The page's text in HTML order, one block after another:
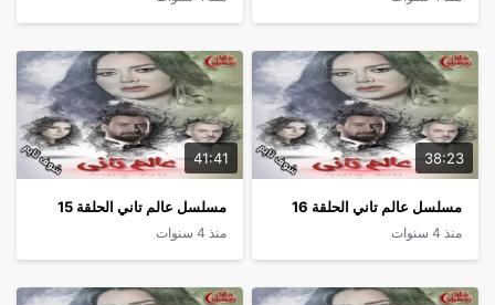
38:23
مسلسل عالم تاني الحلقة 16
منذ 4 سنوات
41:41
مسلسل عالم تاني الحلقة 15
منذ 4 سنوات